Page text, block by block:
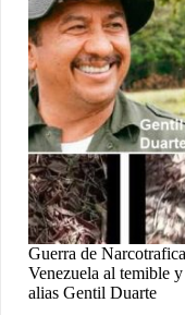
Guerra de
Venezuela al temible
alias Gentil Duarte